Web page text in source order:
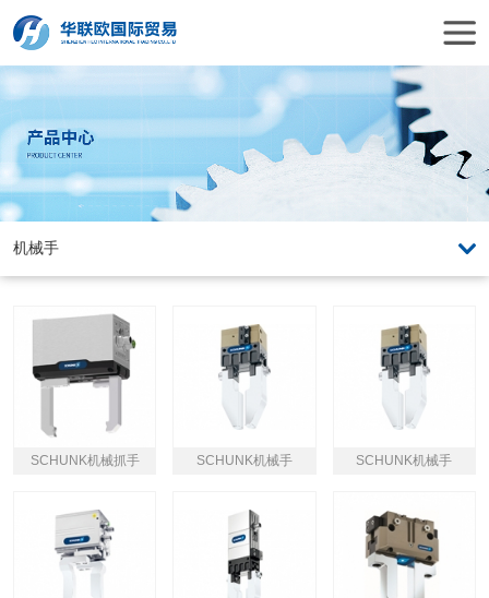
SCHUNK机械抓手 SCHUNK机械手 SCHUNK机械手